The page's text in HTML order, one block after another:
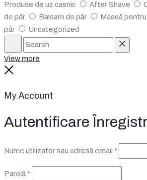
Produse de uz casnic
After Shave
de păr
Balsam de păr Mască
păr
Uncategorized
Search
View more
My Account
Autentificare
Nume utilizator sau adresă email *
Parolă *Obligatoriu